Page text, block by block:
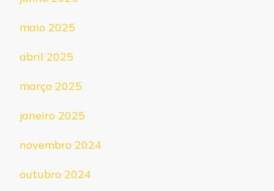
maio 2025
abril 2025
março 2025
janeiro 2025
novembro 2024
outubro 2024